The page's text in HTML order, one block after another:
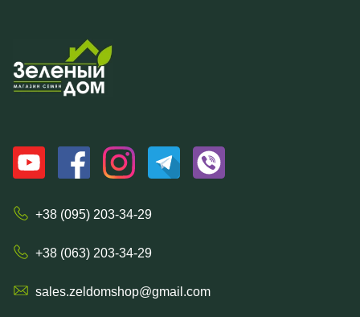
+38 (095) 203-34-29
+38 (063) 203-34-29
sales.zeldomshop@gmail.com